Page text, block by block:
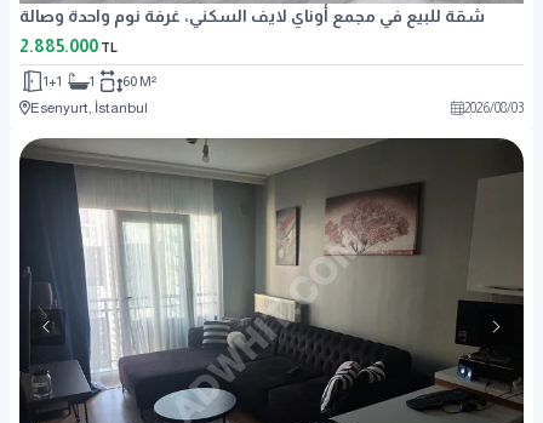
شقة للبيع في مجمع أوناي لايف السكني، غرفة نوم واحدة وصالة
2.885.000 TL
1+1 1
60 M²
Esenyurt, İstanbul
2026/08/03